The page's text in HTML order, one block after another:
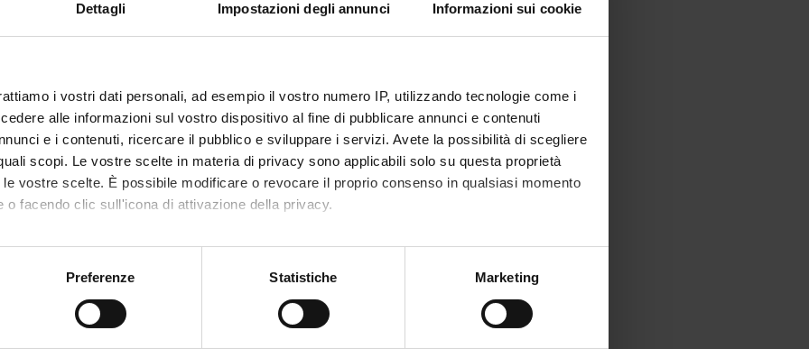
Dettagli Impostazioni degli annunci Informazioni sui cookie
i vostri dati personali, ad esempio il vostro numero IP, utilizzando tecnologie come i
alle informazioni sul vostro dispositivo al fine di pubblicare annunci e contenuti
e i contenuti, ricercare il pubblico e sviluppare i servizi. Avete la possibilità di scegliere
scopi. Le vostre scelte in materia di privacy sono applicabili solo su questa proprietà
vostre scelte. È possibile modificare o revocare il proprio consenso in qualsiasi momento
o facendo clic sull'icona di attivazione della privacy.
anche:
sulla tua posizione geografica, con un'approssimazione di qualche metro,
Preferenze Statistiche Marketing